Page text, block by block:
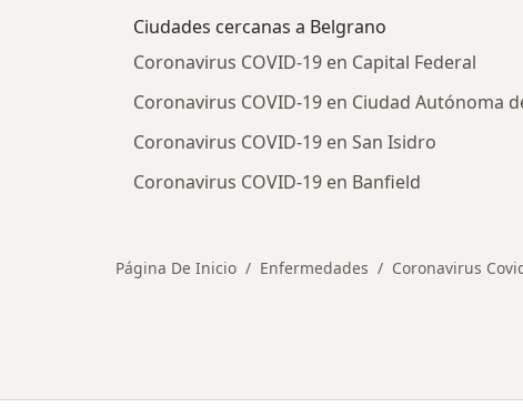
Ciudades cercanas a Belgrano
Coronavirus COVID-19 en Capital Federal
Coronavirus COVID-19 en Ciudad Autónoma
Coronavirus COVID-19 en San Isidro
Coronavirus COVID-19 en Banfield
Página De Inicio Enfermedades Coronavirus